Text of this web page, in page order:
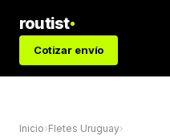
routist
Cotizar envío
Inicio›Fletes Uruguay›